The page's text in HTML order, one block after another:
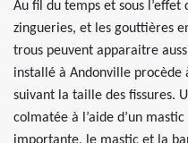
Au fil du temps et sous l’effet
zingueries, et les gouttières
trous peuvent apparaitre
installé à Andonville
suivant la taille des fissures.
colmatée à l’aide d’un